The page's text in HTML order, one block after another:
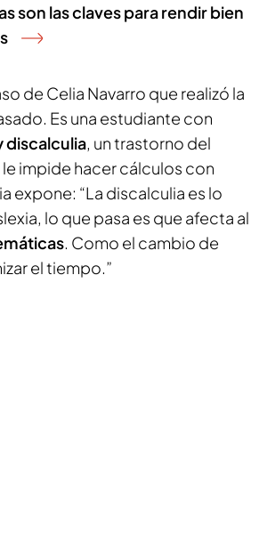
son las claves para rendir bien
de Celia Navarro que realizó la
Es una estudiante con
discalculia, un trastorno del
impide hacer cálculos con
expone: “La discalculia es lo
lo que pasa es que afecta al
. Como el cambio de
el tiempo.”